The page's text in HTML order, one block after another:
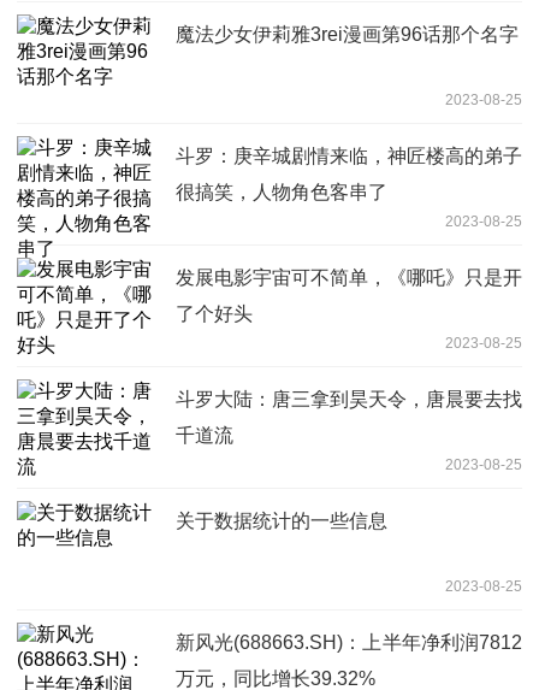
魔法少女伊莉雅3rei漫画第96话那个名字
2023-08-25
斗罗：庚辛城剧情来临，神匠楼高的弟子
很搞笑，人物角色客串了
2023-08-25
发展电影宇宙可不简单，《哪吒》只是开
了个好头
2023-08-25
斗罗大陆：唐三拿到昊天令，唐晨要去找
千道流
2023-08-25
关于数据统计的一些信息
2023-08-25
新风光(688663.SH)：上半年净利润7812
万元，同比增长39.32%